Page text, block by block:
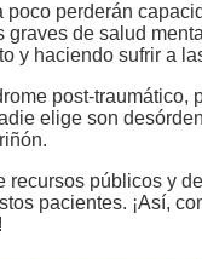
poco perderán
graves de salud
y haciendo sufrir a
post-traumático,
elige son
recursos públicos y
pacientes. ¡Así,